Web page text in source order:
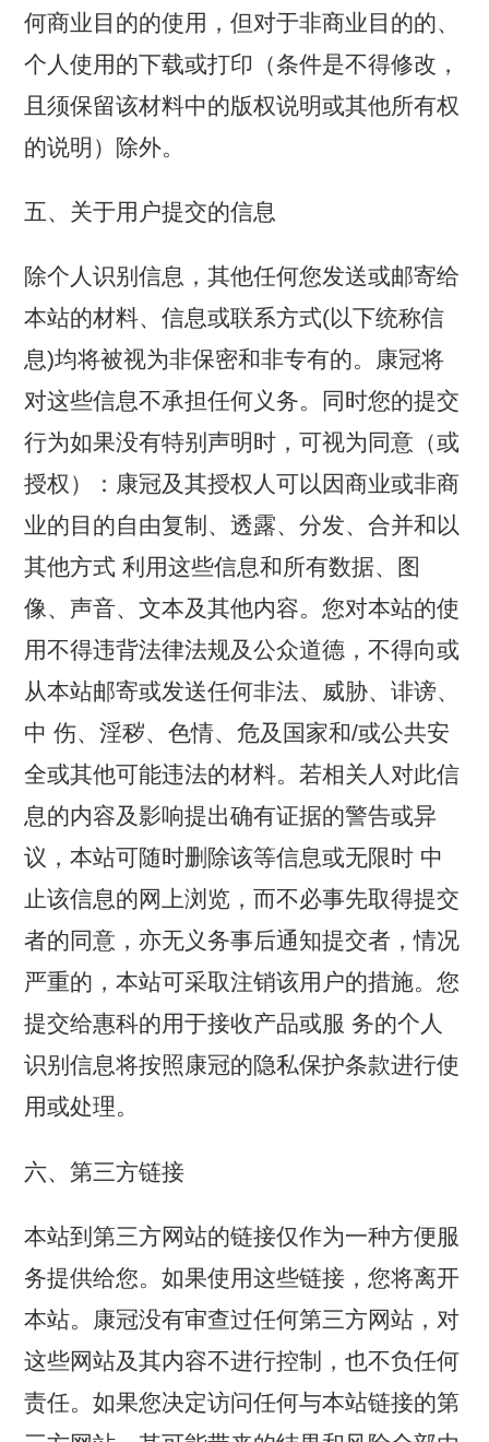
何商业目的的使用，但对于非商业目的的、
个人使用的下载或打印（条件是不得修改，
且须保留该材料中的版权说明或其他所有权
的说明）除外。
五、关于用户提交的信息
除个人识别信息，其他任何您发送或邮寄给
本站的材料、信息或联系方式(以下统称信
息)均将被视为非保密和非专有的。康冠将
对这些信息不承担任何义务。同时您的提交
行为如果没有特别声明时，可视为同意（或
授权）：康冠及其授权人可以因商业或非商
业的目的自由复制、透露、分发、合并和以
其他方式 利用这些信息和所有数据、图
像、声音、文本及其他内容。您对本站的使
用不得违背法律法规及公众道德，不得向或
从本站邮寄或发送任何非法、威胁、诽谤、
中 伤、淫秽、色情、危及国家和/或公共安
全或其他可能违法的材料。若相关人对此信
息的内容及影响提出确有证据的警告或异
议，本站可随时删除该等信息或无限时 中
止该信息的网上浏览，而不必事先取得提交
者的同意，亦无义务事后通知提交者，情况
严重的，本站可采取注销该用户的措施。您
提交给惠科的用于接收产品或服 务的个人
识别信息将按照康冠的隐私保护条款进行使
用或处理。
六、第三方链接
本站到第三方网站的链接仅作为一种方便服
务提供给您。如果使用这些链接，您将离开
本站。康冠没有审查过任何第三方网站，对
这些网站及其内容不进行控制，也不负任何
责任。如果您决定访问任何与本站链接的第